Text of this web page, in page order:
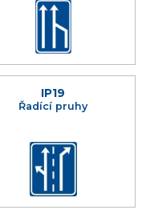
IP19
Řadící pruhy